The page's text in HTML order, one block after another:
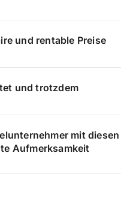
und rentable Preise
und trotzdem
mit diesen
Aufmerksamkeit